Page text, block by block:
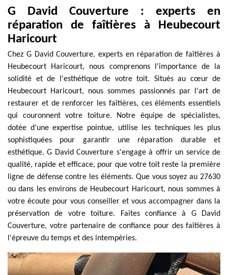
G David Couverture : experts en
réparation de faîtières à Heubecourt
Haricourt
Chez G David Couverture, experts en réparation de faîtières à
Heubecourt Haricourt, nous comprenons l'importance de la
solidité et de l'esthétique de votre toit. Situés au cœur de
Heubecourt Haricourt, nous sommes passionnés par l'art de
restaurer et de renforcer les faîtières, ces éléments essentiels
qui couronnent votre toiture. Notre équipe de spécialistes,
dotée d'une expertise pointue, utilise les techniques les plus
sophistiquées pour garantir une réparation durable et
esthétique. G David Couverture s'engage à offrir un service de
qualité, rapide et efficace, pour que votre toit reste la première
ligne de défense contre les éléments. Que vous soyez au 27630
ou dans les environs de Heubecourt Haricourt, nous sommes à
votre écoute pour vous conseiller et vous accompagner dans la
préservation de votre toiture. Faites confiance à G David
Couverture, votre partenaire de confiance pour des faîtières à
l'épreuve du temps et des intempéries.